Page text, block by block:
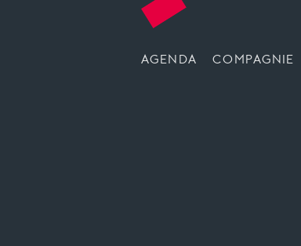
AGENDA COMPAGNIE